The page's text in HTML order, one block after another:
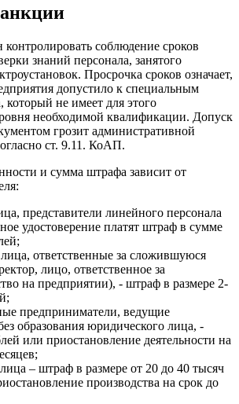
контролировать соблюдение сроков
знаний персонала, занятого
Просрочка сроков означает,
допустило к специальным
который не имеет для этого
необходимой квалификации. Допуск
грозит административной
ст. 9.11. КоАП.
и сумма штрафа зависит от
представители линейного персонала
удостоверение платят штраф в сумме
ответственные за сложившуюся
лицо, ответственное за
на предприятии), - штраф в размере 2-
предприниматели, ведущие
образования юридического лица, -
или приостановление деятельности на
– штраф в размере от 20 до 40 тысяч
производства на срок до